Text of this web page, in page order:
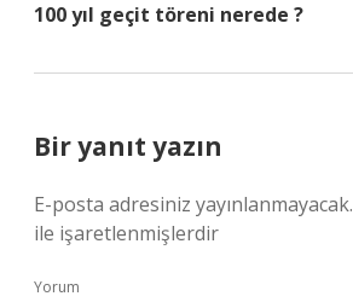
100 yıl geçit töreni nerede ?
Bir yanıt yazın
E-posta adresiniz yayınlanmayacak.
ile işaretlenmişlerdir
Yorum